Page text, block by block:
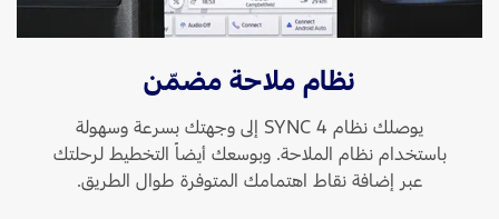
نظام ملاحة مضمّن
يوصلك نظام SYNC 4 إلى وجهتك بسرعة وسهولة
باستخدام نظام الملاحة. وبوسعك أيضاً التخطيط لرحلتك
عبر إضافة نقاط اهتمامك المتوفرة طوال الطريق.